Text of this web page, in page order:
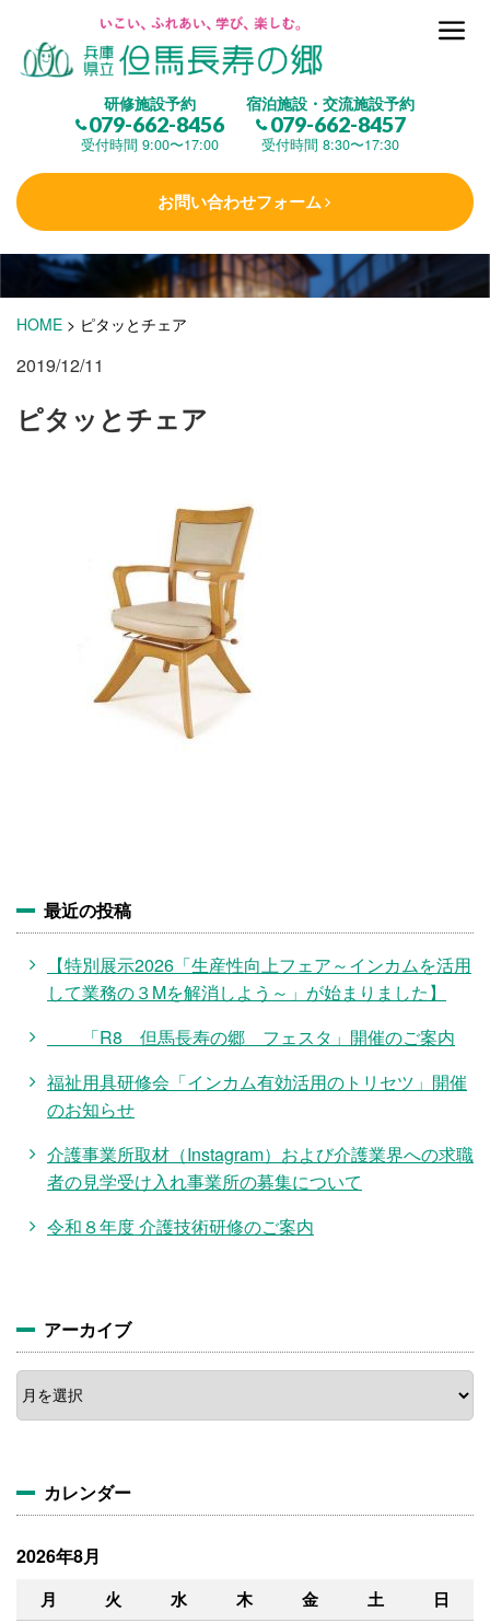
研修施設予約
079-662-8456
受付時間 9:00〜17:00
宿泊施設・交流施設予約
079-662-8457
受付時間 8:30〜17:30
お問い合わせフォーム
但馬長寿の郷とは
(研修施設)
楽しむ
学 ぶ(健康福祉)
泊まる (宿泊)
HOME > ピタッとチェア
2019/12/11
ピタッとチェア
最近の投稿
【特別展示2026「生産性向上フェア～インカムを活用
して業務の３Mを解消しよう～」が始まりました】
「R8 但馬長寿の郷 フェスタ」開催のご案内
福祉用具研修会「インカム有効活用のトリセツ」開催
のお知らせ
介護事業所取材（Instagram）および介護業界への求職
者の見学受け入れ事業所の募集について
令和８年度 介護技術研修のご案内
アーカイブ
ア
ー
カ
カレンダー
2026年8月
月 火 水 木 金 土 日